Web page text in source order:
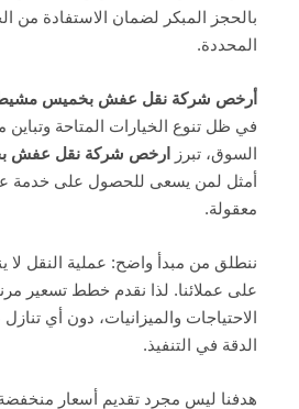
بالحجز المبكر لضمان الاستفادة من
المحددة.
أرخص شركة نقل عفش بخميس
في ظل تنوع الخيارات المتاحة
السوق، تبرز
ارخص شركة نقل عفش
أمثل لمن يسعى للحصول على خدمة
معقولة.
ننطلق من مبدأ واضح: عملية النقل لا
على عملائنا. لذا نقدم خطط تسعير
الاحتياجات والميزانيات، دون أي
الدقة في التنفيذ.
هدفنا ليس مجرد تقديم أسعار